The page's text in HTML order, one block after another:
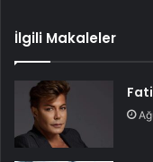
İlgili Makaleler